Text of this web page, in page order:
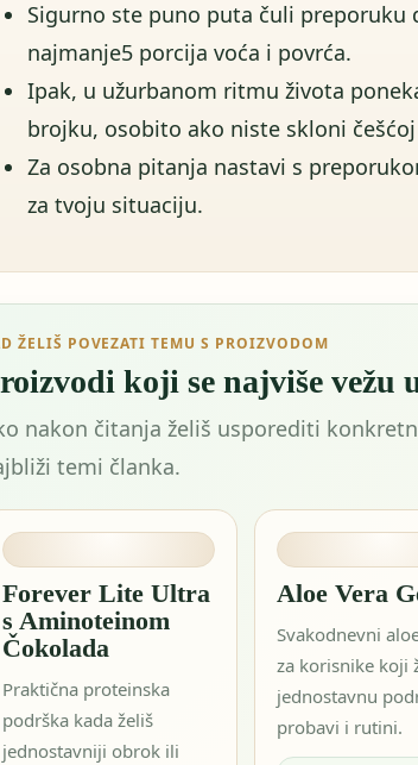
Sigurno ste puno puta čuli preporuku
najmanje5 porcija voća i povrća.
Ipak, u užurbanom ritmu života
brojku, osobito ako niste skloni
Za osobna pitanja nastavi s
za tvoju situaciju.
ŽELIŠ POVEZATI TEMU S PROIZVODOM
koji se najviše vežu
nakon čitanja želiš usporediti
temi članka.
Forever Lite Ultra
s Aminoteinom
Čokolada
Praktična proteinska
podrška kada želiš
jednostavniji obrok ili
Aloe Vera
Svakodnevni
za korisnike koji
jednostavnu
probavi i rutini.